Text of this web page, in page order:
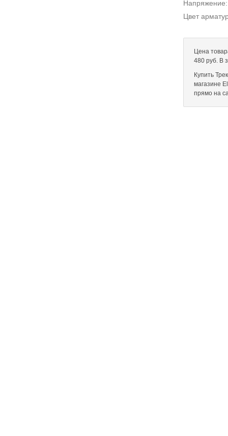
Цвет
Цена
480 руб. В
Купить
магазине
прямо на